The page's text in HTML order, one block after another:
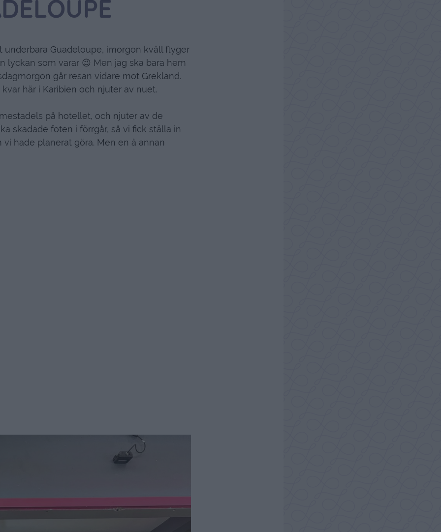
underbara Guadeloupe, imorgon kväll flyger
lyckan som varar 😉 Men jag ska bara hem
går resan vidare mot Grekland.
här i Karibien och njuter av nuet.
på hotellet, och njuter av de
skadade foten i förrgår, så vi fick ställa in
hade planerat göra. Men en å annan